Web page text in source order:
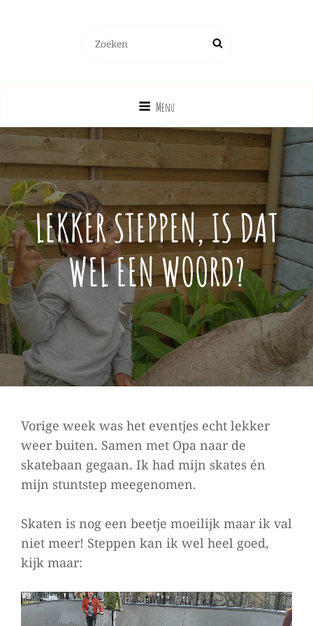
naar:
Zoek
Menu
LEKKER STEPPEN, IS DAT
WEL EEN WOORD?
Gepubliceerd
Op
19/03/2021
Vorige week was het eventjes echt lekker
weer buiten. Samen met Opa naar de
skatebaan gegaan. Ik had mijn skates én
mijn stuntstep meegenomen.
Skaten is nog een beetje moeilijk maar ik val
niet meer! Steppen kan ik wel heel goed,
kijk maar:
Videospeler